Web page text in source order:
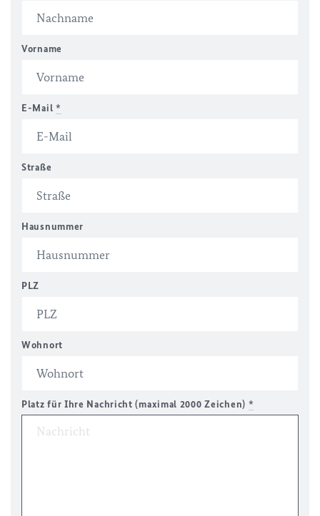
Vorname
E-Mail *
Straße
Hausnummer
PLZ
Wohnort
Platz für Ihre Nachricht (maximal 2000 Zeichen) *